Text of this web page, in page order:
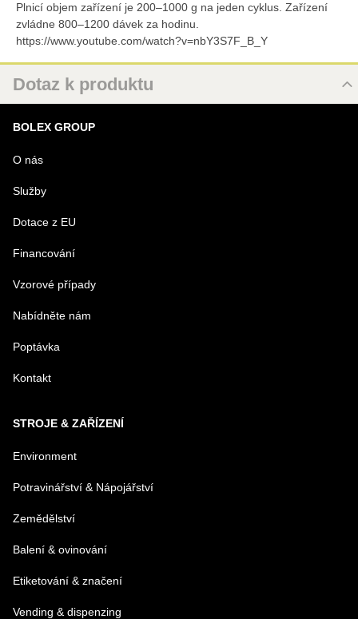
Plnicí objem zařízení je 200–1000 g na jeden cyklus. Zařízení
zvládne 800–1200 dávek za hodinu.
https://www.youtube.com/watch?v=nbY3S7F_B_Y
Dotaz k produktu
URL
PRODUKT
MENO
E-MAIL
TELEFÓN
BOLEX GROUP
O nás
Služby
Dotace z EU
Financování
Vzorové případy
Nabídněte nám
Poptávka
Kontakt
STROJE & ZAŘÍZENÍ
Environment
Potravinářství & Nápojářství
Zemědělství
Balení & ovinování
Etiketování & značení
Vending & dispenzing